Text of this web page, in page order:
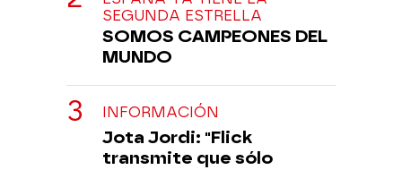
SEGUNDA ESTRELLA
SOMOS CAMPEONES DEL
MUNDO
INFORMACIÓN
Jota Jordi: "Flick
transmite que sólo